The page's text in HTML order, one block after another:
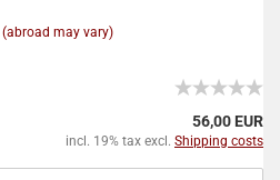
(abroad may vary)
56,00 EUR
incl. 19% tax excl. Shipping costs